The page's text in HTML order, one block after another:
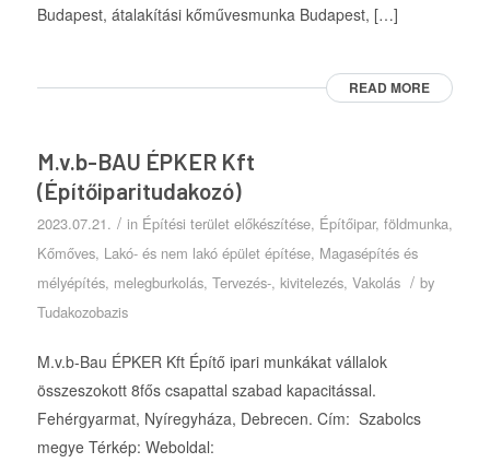
Budapest, átalakítási kőművesmunka Budapest, […]
READ MORE
M.v.b-BAU ÉPKER Kft
(Építőiparitudakozó)
2023.07.21. / in Építési terület előkészítése, Építőipar, földmunka,
Kőmőves, Lakó- és nem lakó épület építése, Magasépítés és
mélyépítés, melegburkolás, Tervezés-, kivitelezés, Vakolás / by
Tudakozobazis
M.v.b-Bau ÉPKER Kft Építő ipari munkákat vállalok
összeszokott 8fős csapattal szabad kapacitással.
Fehérgyarmat, Nyíregyháza, Debrecen. Cím: Szabolcs
megye Térkép: Weboldal: